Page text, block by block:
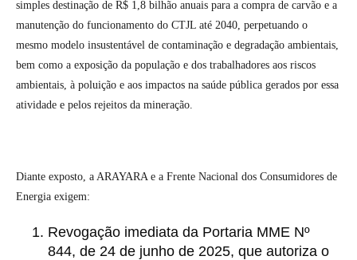
simples destinação de R$ 1,8 bilhão anuais para a compra de carvão e a
manutenção do funcionamento do CTJL até 2040, perpetuando o
mesmo modelo insustentável de contaminação e degradação ambientais,
bem como a exposição da população e dos trabalhadores aos riscos
ambientais, à poluição e aos impactos na saúde pública gerados por essa
atividade e pelos rejeitos da mineração.
Diante exposto, a ARAYARA e a Frente Nacional dos Consumidores de
Energia exigem:
Revogação imediata da Portaria MME Nº
844, de 24 de junho de 2025, que autoriza o